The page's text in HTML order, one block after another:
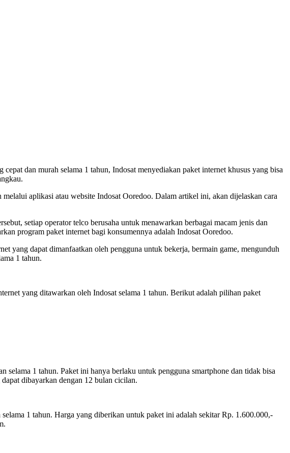
dan murah selama 1 tahun, Indosat menyediakan paket internet khusus yang bisa
aplikasi atau website Indosat Ooredoo. Dalam artikel ini, akan dijelaskan cara
setiap operator telco berusaha untuk menawarkan berbagai macam jenis dan
program paket internet bagi konsumennya adalah Indosat Ooredoo.
yang dapat dimanfaatkan oleh pengguna untuk bekerja, bermain game, mengunduh
1 tahun.
yang ditawarkan oleh Indosat selama 1 tahun. Berikut adalah pilihan paket
1 tahun. Paket ini hanya berlaku untuk pengguna smartphone dan tidak bisa
dibayarkan dengan 12 bulan cicilan.
1 tahun. Harga yang diberikan untuk paket ini adalah sekitar Rp. 1.600.000,-